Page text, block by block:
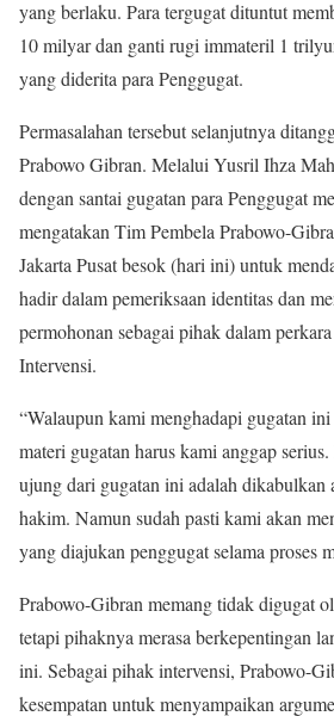
yang berlaku. Para tergugat dituntut
10 milyar dan ganti rugi immateril 1
yang diderita para Penggugat.
Permasalahan tersebut selanjutnya
Prabowo Gibran. Melalui Yusril Ihza
dengan santai gugatan para Penggugat
mengatakan Tim Pembela Prabowo-
Jakarta Pusat besok (hari ini) untuk
hadir dalam pemeriksaan identitas dan
permohonan sebagai pihak dalam
Intervensi.
“Walaupun kami menghadapi gugatan
materi gugatan harus kami anggap
ujung dari gugatan ini adalah dikabulkan
hakim. Namun sudah pasti kami akan
yang diajukan penggugat selama proses
Prabowo-Gibran memang tidak digugat
tetapi pihaknya merasa berkepentingan
ini. Sebagai pihak intervensi, Prabowo-
kesempatan untuk menyampaikan